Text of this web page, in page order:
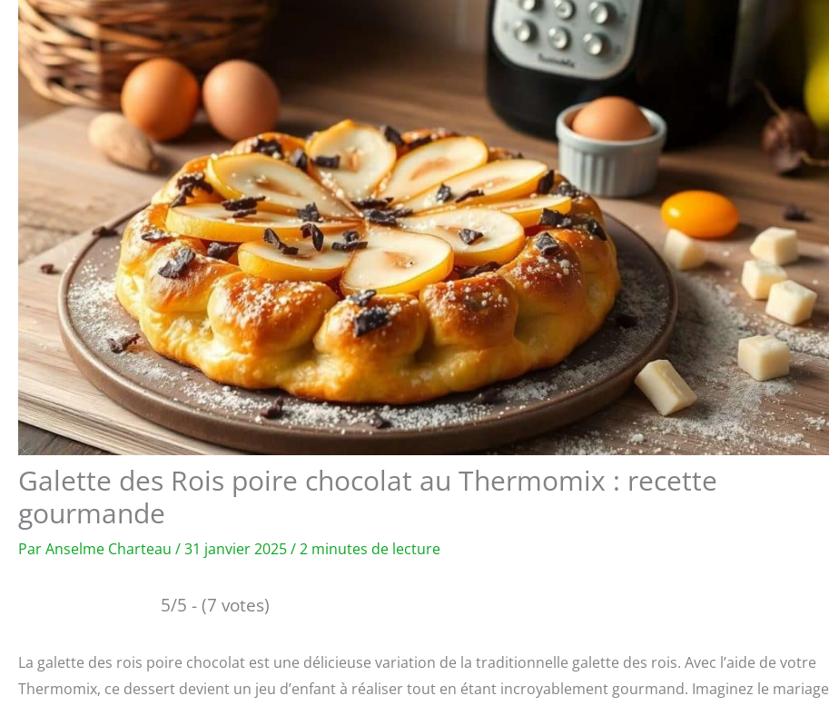
Galette des Rois poire chocolat au Thermomix : recette
gourmande
ParAnselme Charteau /31 janvier 2025/2 minutes de lecture
5/5 - (7 votes)
La galette des rois poire chocolat est une délicieuse variation de la traditionnelle galette des rois. Avec l’aide de votre
Thermomix, ce dessert devient un jeu d’enfant à réaliser tout en étant incroyablement gourmand. Imaginez le mariage